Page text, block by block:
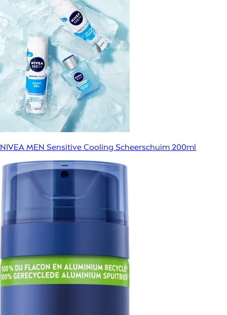
NIVEA MEN Sensitive Cooling Scheerschuim 200ml